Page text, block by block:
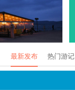
最新发布 热门游记